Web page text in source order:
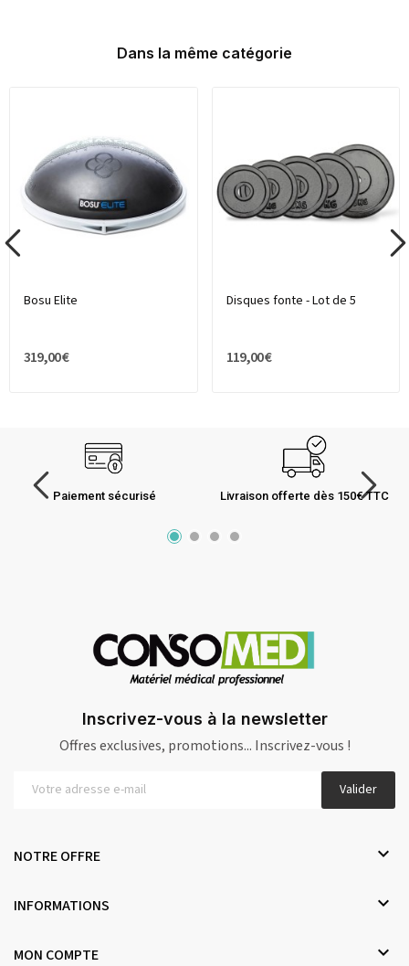
Dans la même catégorie
Bosu Elite
319,00 €
Disques fonte - Lot de 5
119,00 €
Paiement sécurisé Livraison offerte dès 150€ TTC
Inscrivez-vous à la newsletter
Offres exclusives, promotions... Inscrivez-vous !
Valider
NOTRE OFFRE 
INFORMATIONS 
MON COMPTE 